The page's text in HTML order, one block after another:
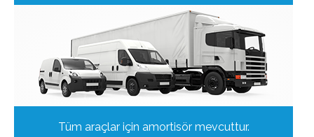
Tüm araçlar için amortisör mevcuttur.